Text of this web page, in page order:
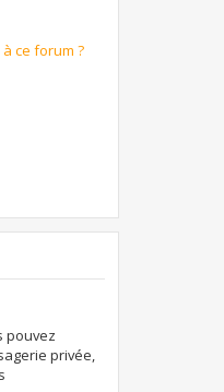
ce forum ?
pouvez
privée,